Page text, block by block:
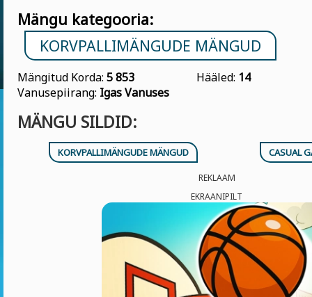
Mängu kategooria:
KORVPALLIMÄNGUDE MÄNGUD
Mängitud Korda: 5 853 Hääled: 14
Vanusepiirang: Igas Vanuses
MÄNGU SILDID:
KORVPALLIMÄNGUDE MÄNGUD CASUAL
REKLAAM
EKRAANIPILT